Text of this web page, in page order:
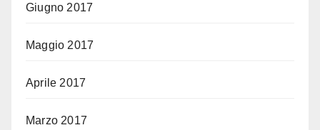
Giugno 2017
Maggio 2017
Aprile 2017
Marzo 2017